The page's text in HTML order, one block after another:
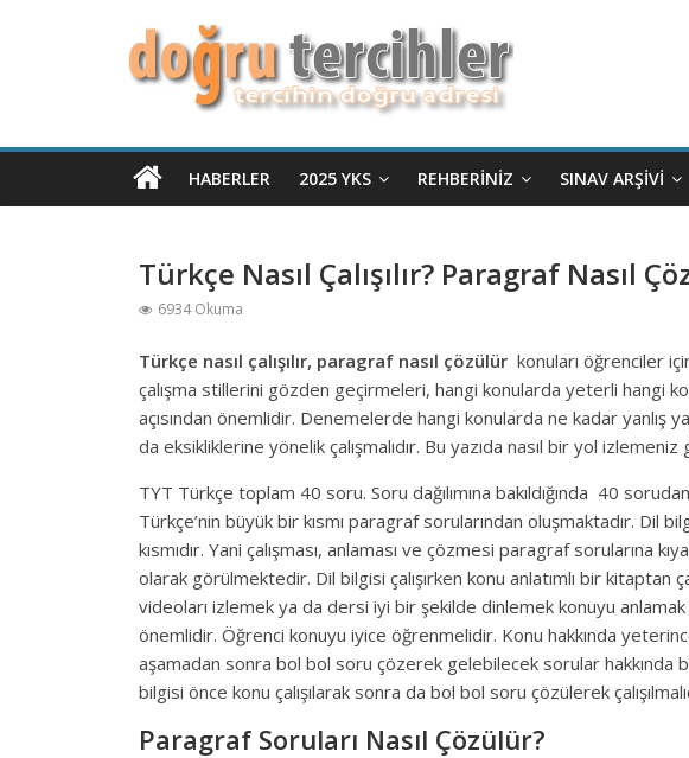
HABERLER 2025 YKS REHBERINIZ SINAV ARŞIVI
Türkçe Nasıl Çalışılır? Paragraf Nasıl
6934 Okuma
Türkçe nasıl çalışılır, paragraf nasıl çözülür konuları öğrenciler
çalışma stillerini gözden geçirmeleri, hangi konularda yeterli hangi
açısından önemlidir. Denemelerde hangi konularda ne kadar yanlış
da eksikliklerine yönelik çalışmalıdır. Bu yazıda nasıl bir yol izlemeniz
TYT Türkçe toplam 40 soru. Soru dağılımına bakıldığında 40
Türkçe’nin büyük bir kısmı paragraf sorularından oluşmaktadır. Dil
kısmıdır. Yani çalışması, anlaması ve çözmesi paragraf sorularına
olarak görülmektedir. Dil bilgisi çalışırken konu anlatımlı bir kitaptan
videoları izlemek ya da dersi iyi bir şekilde dinlemek konuyu
önemlidir. Öğrenci konuyu iyice öğrenmelidir. Konu hakkında
aşamadan sonra bol bol soru çözerek gelebilecek sorular hakkında
bilgisi önce konu çalışılarak sonra da bol bol soru çözülerek
Paragraf Soruları Nasıl Çözülür?